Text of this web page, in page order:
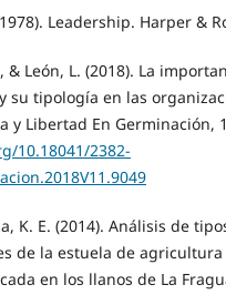
Leadership. Harper &
& León, L. (2018). La
su tipología en las
y Libertad En Germinación,
10.18041/2382-
K. E. (2014). Análisis de
de la estuela de
en los llanos de La